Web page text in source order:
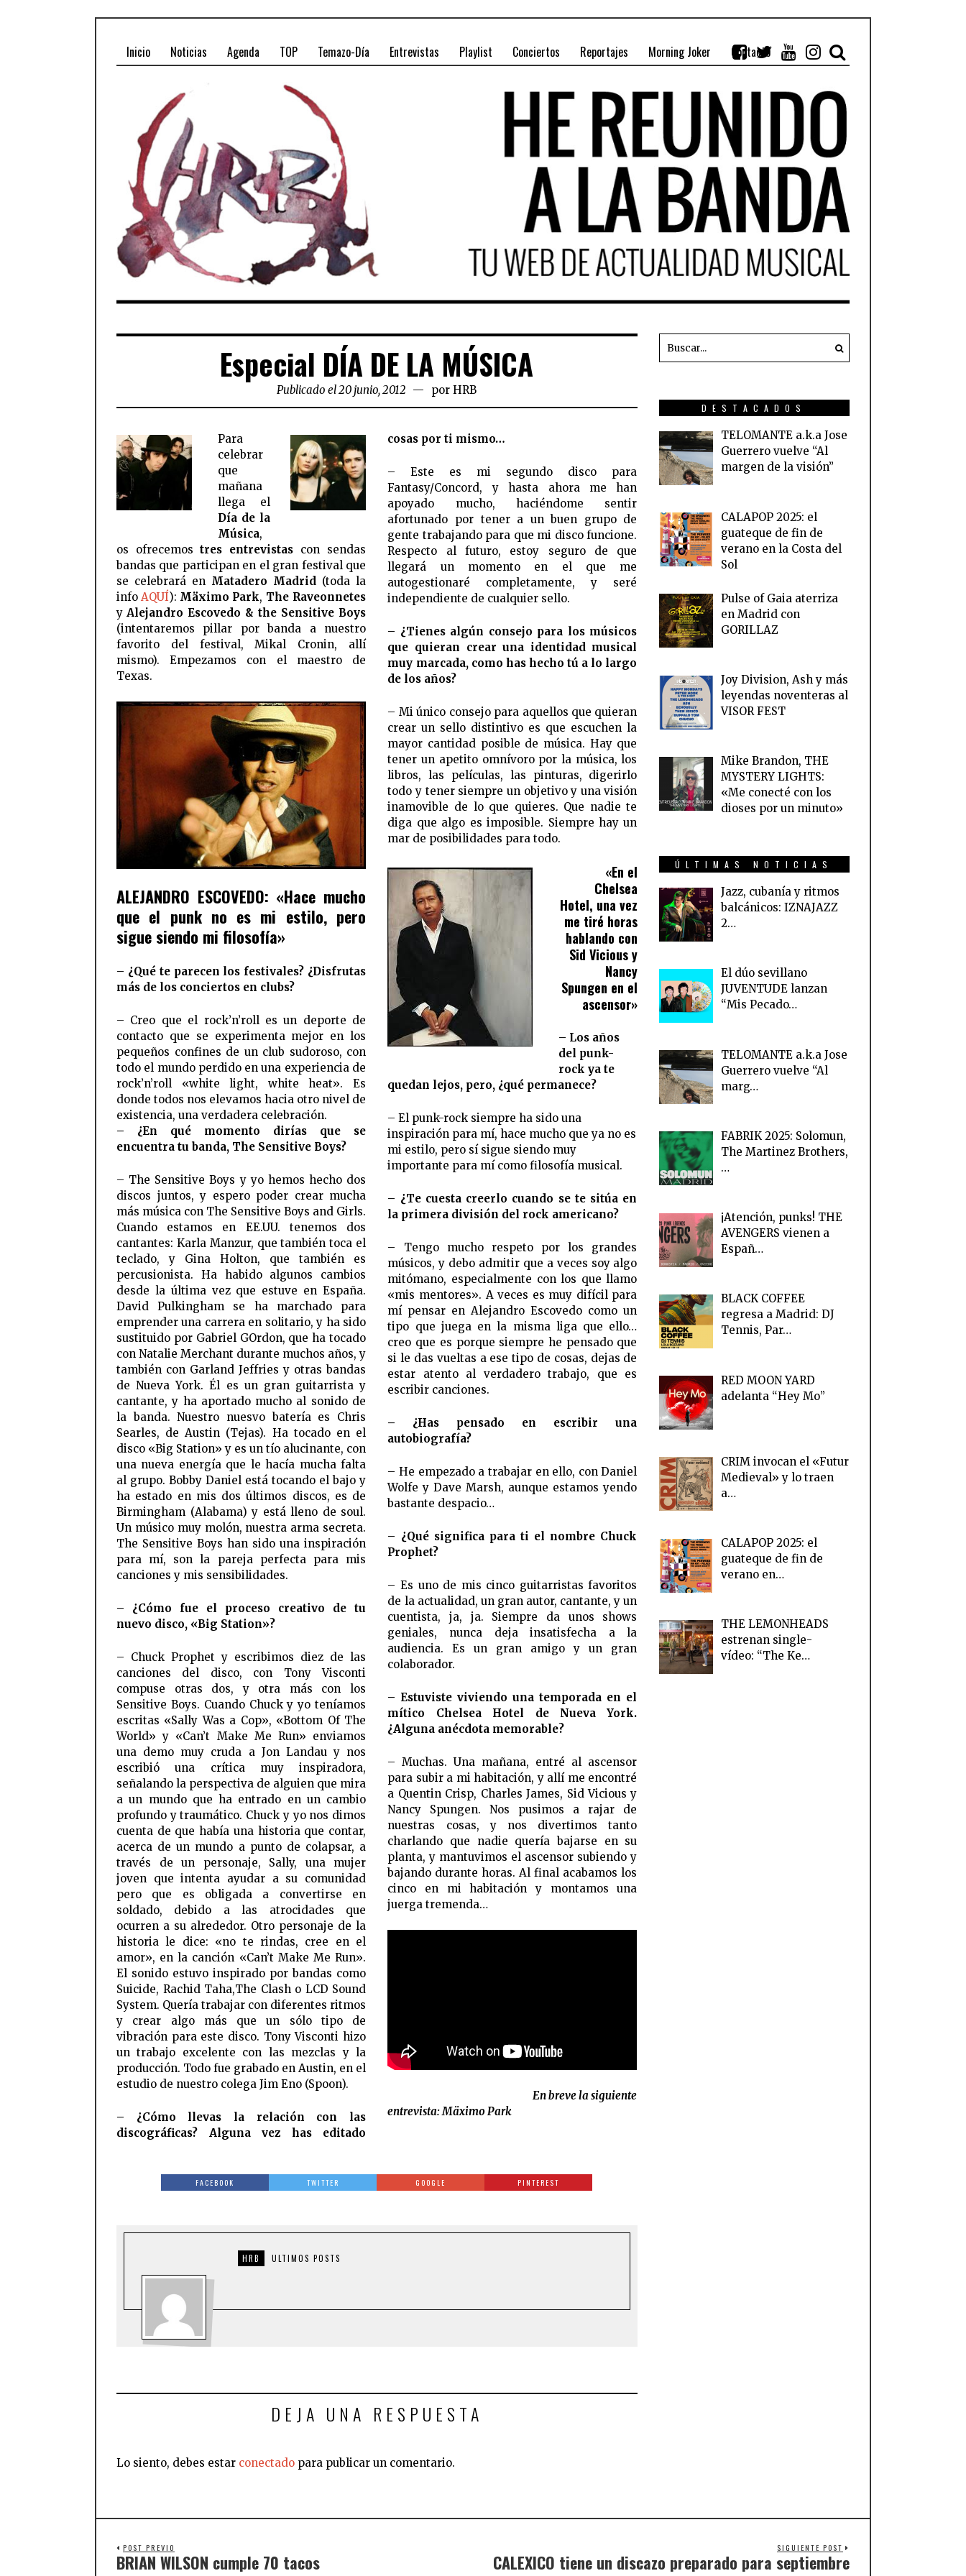
Inicio Noticias Agenda TOP Temazo-Día Entrevistas Playlist Conciertos Reportajes Morning Joker Contacto
Especial DÍA DE LA MÚSICA
Publicado el 20 junio, 2012 porHRB
Para
celebrar
que
mañana
llega el
Día de la
Música,
os ofrecemos tres entrevistas con sendas
bandas que participan en el gran festival que
se celebrará en Matadero Madrid (toda la
info AQUÍ): Mäximo Park, The Raveonnetes
y Alejandro Escovedo & the Sensitive Boys
(intentaremos pillar por banda a nuestro
favorito del festival, Mikal Cronin, allí
mismo). Empezamos con el maestro de
Texas.
ALEJANDRO ESCOVEDO: «Hace mucho
que el punk no es mi estilo, pero
sigue siendo mi filosofía»
– ¿Qué te parecen los festivales? ¿Disfrutas
más de los conciertos en clubs?
– Creo que el rock’n’roll es un deporte de
contacto que se experimenta mejor en los
pequeños confines de un club sudoroso, con
todo el mundo perdido en una experiencia de
rock’n’roll «white light, white heat». Es
donde todos nos elevamos hacia otro nivel de
existencia, una verdadera celebración.
– ¿En qué momento dirías que se
encuentra tu banda, The Sensitive Boys?
– The Sensitive Boys y yo hemos hecho dos
discos juntos, y espero poder crear mucha
más música con The Sensitive Boys and Girls.
Cuando estamos en EE.UU. tenemos dos
cantantes: Karla Manzur, que también toca el
teclado, y Gina Holton, que también es
percusionista. Ha habido algunos cambios
desde la última vez que estuve en España.
David Pulkingham se ha marchado para
emprender una carrera en solitario, y ha sido
sustituido por Gabriel GOrdon, que ha tocado
con Natalie Merchant durante muchos años, y
también con Garland Jeffries y otras bandas
de Nueva York. Él es un gran guitarrista y
cantante, y ha aportado mucho al sonido de
la banda. Nuestro nuesvo batería es Chris
Searles, de Austin (Tejas). Ha tocado en el
disco «Big Station» y es un tío alucinante, con
una nueva energía que le hacía mucha falta
al grupo. Bobby Daniel está tocando el bajo y
ha estado en mis dos últimos discos, es de
Birmingham (Alabama) y está lleno de soul.
Un músico muy molón, nuestra arma secreta.
The Sensitive Boys han sido una inspiración
para mí, son la pareja perfecta para mis
canciones y mis sensibilidades.
– ¿Cómo fue el proceso creativo de tu
nuevo disco, «Big Station»?
– Chuck Prophet y escribimos diez de las
canciones del disco, con Tony Visconti
compuse otras dos, y otra más con los
Sensitive Boys. Cuando Chuck y yo teníamos
escritas «Sally Was a Cop», «Bottom Of The
World» y «Can’t Make Me Run» enviamos
una demo muy cruda a Jon Landau y nos
escribió una crítica muy inspiradora,
señalando la perspectiva de alguien que mira
a un mundo que ha entrado en un cambio
profundo y traumático. Chuck y yo nos dimos
cuenta de que había una historia que contar,
acerca de un mundo a punto de colapsar, a
través de un personaje, Sally, una mujer
joven que intenta ayudar a su comunidad
pero que es obligada a convertirse en
soldado, debido a las atrocidades que
ocurren a su alrededor. Otro personaje de la
historia le dice: «no te rindas, cree en el
amor», en la canción «Can’t Make Me Run».
El sonido estuvo inspirado por bandas como
Suicide, Rachid Taha,The Clash o LCD Sound
System. Quería trabajar con diferentes ritmos
y crear algo más que un sólo tipo de
vibración para este disco. Tony Visconti hizo
un trabajo excelente con las mezclas y la
producción. Todo fue grabado en Austin, en el
estudio de nuestro colega Jim Eno (Spoon).
– ¿Cómo llevas la relación con las
discográficas? Alguna vez has editado
cosas por ti mismo…
– Este es mi segundo disco para
Fantasy/Concord, y hasta ahora me han
apoyado mucho, haciéndome sentir
afortunado por tener a un buen grupo de
gente trabajando para que mi disco funcione.
Respecto al futuro, estoy seguro de que
llegará un momento en el que me
autogestionaré completamente, y seré
independiente de cualquier sello.
– ¿Tienes algún consejo para los músicos
que quieran crear una identidad musical
muy marcada, como has hecho tú a lo largo
de los años?
– Mi único consejo para aquellos que quieran
crear un sello distintivo es que escuchen la
mayor cantidad posible de música. Hay que
tener un apetito omnívoro por la música, los
libros, las películas, las pinturas, digerirlo
todo y tener siempre un objetivo y una visión
inamovible de lo que quieres. Que nadie te
diga que algo es imposible. Siempre hay un
mar de posibilidades para todo.
«En el
Chelsea
Hotel, una vez
me tiré horas
hablando con
Sid Vicious y
Nancy
Spungen en el
ascensor»
– Los años
del punk-
rock ya te
quedan lejos, pero, ¿qué permanece?
– El punk-rock siempre ha sido una
inspiración para mí, hace mucho que ya no es
mi estilo, pero sí sigue siendo muy
importante para mí como filosofía musical.
– ¿Te cuesta creerlo cuando se te sitúa en
la primera división del rock americano?
– Tengo mucho respeto por los grandes
músicos, y debo admitir que a veces soy algo
mitómano, especialmente con los que llamo
«mis mentores». A veces es muy difícil para
mí pensar en Alejandro Escovedo como un
tipo que juega en la misma liga que ello…
creo que es porque siempre he pensado que
si le das vueltas a ese tipo de cosas, dejas de
estar atento al verdadero trabajo, que es
escribir canciones.
– ¿Has pensado en escribir una
autobiografía?
– He empezado a trabajar en ello, con Daniel
Wolfe y Dave Marsh, aunque estamos yendo
bastante despacio…
– ¿Qué significa para ti el nombre Chuck
Prophet?
– Es uno de mis cinco guitarristas favoritos
de la actualidad, un gran autor, cantante, y un
cuentista, ja, ja. Siempre da unos shows
geniales, nunca deja insatisfecha a la
audiencia. Es un gran amigo y un gran
colaborador.
– Estuviste viviendo una temporada en el
mítico Chelsea Hotel de Nueva York.
¿Alguna anécdota memorable?
– Muchas. Una mañana, entré al ascensor
para subir a mi habitación, y allí me encontré
a Quentin Crisp, Charles James, Sid Vicious y
Nancy Spungen. Nos pusimos a rajar de
nuestras cosas, y nos divertimos tanto
charlando que nadie quería bajarse en su
planta, y mantuvimos el ascensor subiendo y
bajando durante horas. Al final acabamos los
cinco en mi habitación y montamos una
juerga tremenda…
En breve la siguiente
entrevista: Mäximo Park
FACEBOOK TWITTER GOOGLE PINTEREST
HRB ULTIMOS POSTS
DEJA UNA RESPUESTA
Lo siento, debes estar conectado para publicar un comentario.
DESTACADOS
TELOMANTE a.k.a Jose
Guerrero vuelve “Al
margen de la visión”
CALAPOP 2025: el
guateque de fin de
verano en la Costa del
Sol
Pulse of Gaia aterriza
en Madrid con
GORILLAZ
Joy Division, Ash y más
leyendas noventeras al
VISOR FEST
Mike Brandon, THE
MYSTERY LIGHTS:
«Me conecté con los
dioses por un minuto»
ÚLTIMAS NOTICIAS
Jazz, cubanía y ritmos
balcánicos: IZNAJAZZ
2…
El dúo sevillano
JUVENTUDE lanzan
“Mis Pecado…
TELOMANTE a.k.a Jose
Guerrero vuelve “Al
marg…
FABRIK 2025: Solomun,
The Martinez Brothers,
…
¡Atención, punks! THE
AVENGERS vienen a
Españ…
BLACK COFFEE
regresa a Madrid: DJ
Tennis, Par…
RED MOON YARD
adelanta “Hey Mo”
CRIM invocan el «Futur
Medieval» y lo traen
a…
CALAPOP 2025: el
guateque de fin de
verano en…
THE LEMONHEADS
estrenan single-
vídeo: “The Ke…
POST PREVIO
BRIAN WILSON cumple 70 tacos
SIGUIENTE POST
CALEXICO tiene un discazo preparado para septiembre